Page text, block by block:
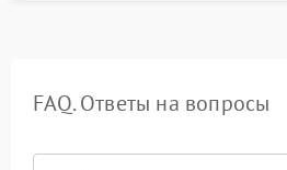
FAQ. Ответы на вопросы